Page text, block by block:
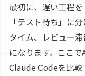
最初に、遅い工程を
「テスト待ち」に
タイム、レビュー
になります。ここ
Claude Codeを比較